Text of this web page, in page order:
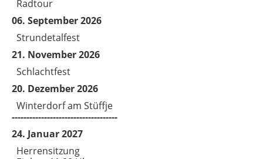
Radtour
06. September 2026
Strundetalfest
21. November 2026
Schlachtfest
20. Dezember 2026
Winterdorf am Stüffje
------------------------------------
24. Januar 2027
Herrensitzung